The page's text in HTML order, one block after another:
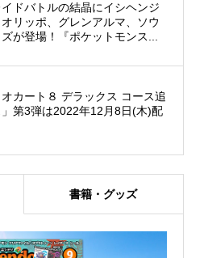
ドバトルの結晶にイシヘンジ
オリッポ、グレンアルマ、ソウ
が登場！『ポケットモンス...
オカート８ デラックス コース追
第3弾は2022年12月8日(木)配
書籍・グッズ